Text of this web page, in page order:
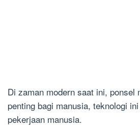
Di zaman modern saat ini, ponsel
penting bagi manusia, teknologi
pekerjaan manusia.